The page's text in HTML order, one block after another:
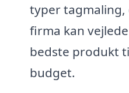
typer
firma kan
bedste produkt
budget.